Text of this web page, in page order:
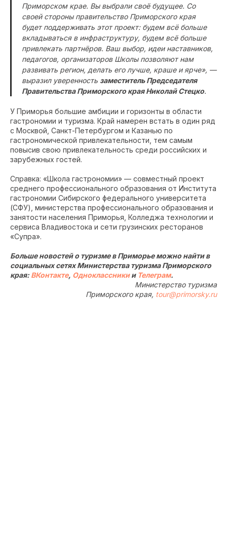
Приморском крае. Вы выбрали своё будущее. Со
своей стороны правительство Приморского края
будет поддерживать этот проект: будем всё больше
вкладываться в инфраструктуру, будем всё больше
привлекать партнёров. Ваш выбор, идеи наставников,
педагогов, организаторов Школы позволяют нам
развивать регион, делать его лучше, краше и ярче», —
выразил уверенность заместитель Председателя
Правительства Приморского края Николай Стецко.
У Приморья большие амбиции и горизонты в области
гастрономии и туризма. Край намерен встать в один ряд
с Москвой, Санкт-Петербургом и Казанью по
гастрономической привлекательности, тем самым
повысив свою привлекательность среди российских и
зарубежных гостей.
Справка: «Школа гастрономии» — совместный проект
среднего профессионального образования от Института
гастрономии Сибирского федерального университета
(СФУ), министерства профессионального образования и
занятости населения Приморья, Колледжа технологии и
сервиса Владивостока и сети грузинских ресторанов
«Супра».
Больше новостей о туризме в Приморье можно найти в
социальных сетях Министерства туризма Приморского
края: ВКонтакте, Одноклассникии Телеграм.
Министерство туризма
Приморского края, tour@primorsky.ru